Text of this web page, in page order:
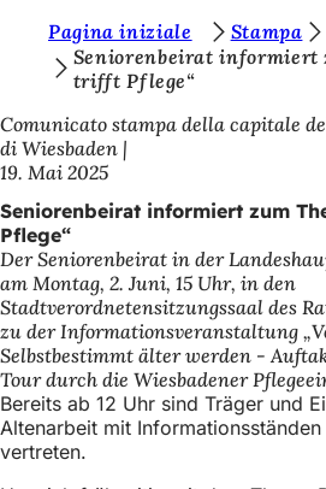
Inhalt anspringen
e
b
e
f
i
n
d
e
n
s
Pagina iniziale Stampa
Seniorenbeirat informiert
trifft Pflege“
Comunicato stampa della capitale
di Wiesbaden
19. Mai 2025
Seniorenbeirat informiert zum
Pflege“
Der Seniorenbeirat in der
am Montag, 2. Juni, 15 Uhr, in den
Stadtverordnetensitzungssaal des
zu der Informationsveranstaltung
Selbstbestimmt älter werden -
Tour durch die Wiesbadener
Bereits ab 12 Uhr sind Träger und
Altenarbeit mit
vertreten.